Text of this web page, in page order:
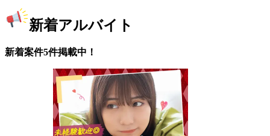
新着アルバイト
新着案件5件掲載中！